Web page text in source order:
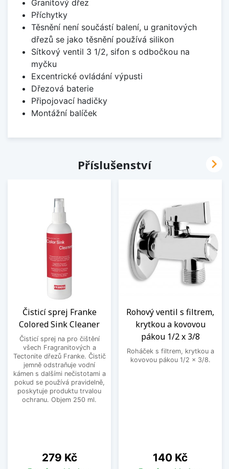
Granitový dřez
Příchytky
Těsnění není součástí balení, u granitových
dřezů se jako těsnění používá silikon
Sítkový ventil 3 1/2, sifon s odbočkou na
myčku
Excentrické ovládání výpusti
Dřezová baterie
Připojovací hadičky
Montážní balíček
Příslušenství
Čisticí sprej Franke
Colored Sink Cleaner
Čisticí sprej na pro čištění
všech Fragranitových a
Tectonite dřezů Franke. Čistič
jemně odstraňuje vodní
kámen s dalšími nečistotami a
pokud se používá pravidelně,
poskytuje produktu trvalou
ochranu. Objem 250 ml.
Cena
279 Kč
Rohový ventil s filtrem,
krytkou a kovovou
pákou 1/2 x 3/8
Roháček s filtrem, krytkou a
kovovou pákou 1/2 x 3/8.
Cena
140 Kč
